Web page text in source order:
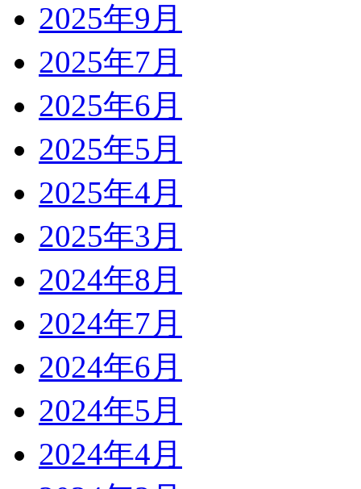
2025年9月
2025年7月
2025年6月
2025年5月
2025年4月
2025年3月
2024年8月
2024年7月
2024年6月
2024年5月
2024年4月